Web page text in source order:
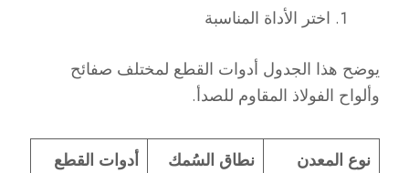
اختر الأداة المناسبة
يوضح هذا الجدول أدوات القطع لمختلف صفائح
وألواح الفولاذ المقاوم للصدأ.
نوع المعدن نطاق السُمك أدوات القطع